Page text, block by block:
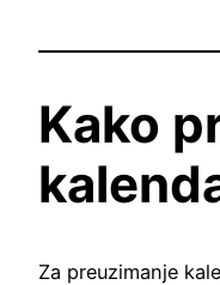
Kako
Za preuzimanje